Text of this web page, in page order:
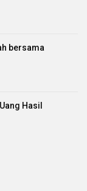
bersama
Hasil